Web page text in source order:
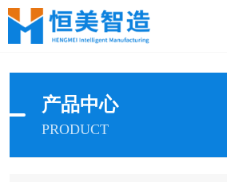
产品中心
PRODUCT